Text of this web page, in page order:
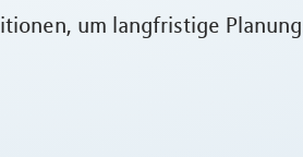
um langfristige